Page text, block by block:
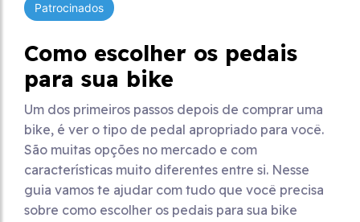
Patrocinados
Como escolher os pedais
para sua bike
Um dos primeiros passos depois de comprar uma
bike, é ver o tipo de pedal apropriado para você.
São muitas opções no mercado e com
características muito diferentes entre si. Nesse
guia vamos te ajudar com tudo que você precisa
sobre como escolher os pedais para sua bike